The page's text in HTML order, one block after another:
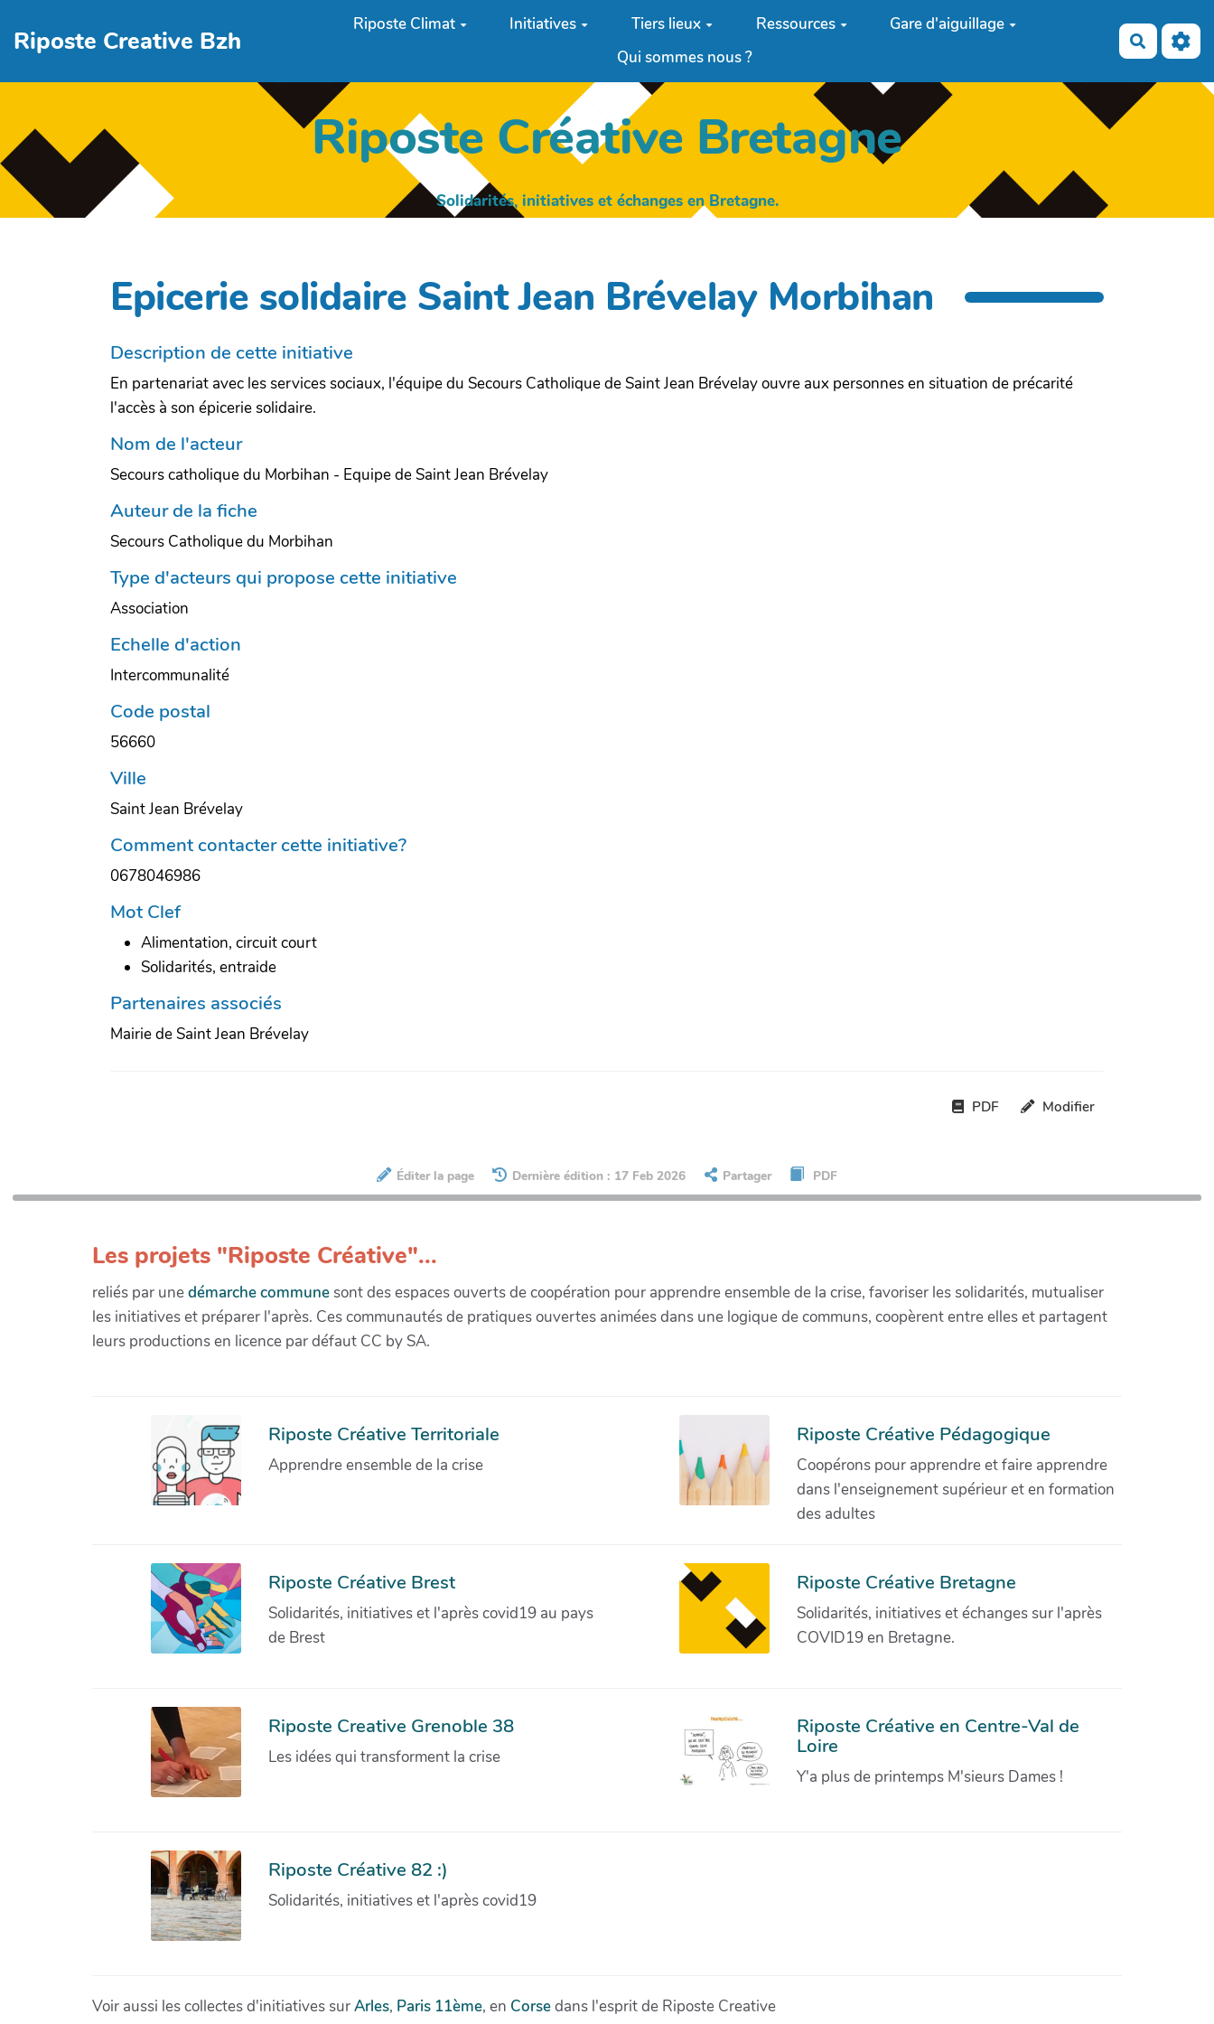
Riposte Creative Bzh
Riposte Climat Initiatives Tiers lieux Ressources
Gare d'aiguillage
Qui sommes nous ?
Riposte Créative Bretagne
Solidarités, initiatives et échanges en Bretagne.
Epicerie solidaire Saint Jean Brévelay Morbihan
Description de cette initiative
En partenariat avec les services sociaux, l'équipe du Secours Catholique de Saint Jean Brévelay ouvre aux personnes en situation de précarité
l'accès à son épicerie solidaire.
Nom de l'acteur
Secours catholique du Morbihan - Equipe de Saint Jean Brévelay
Auteur de la fiche
Secours Catholique du Morbihan
Type d'acteurs qui propose cette initiative
Association
Echelle d'action
Intercommunalité
Code postal
56660
Ville
Saint Jean Brévelay
Comment contacter cette initiative?
0678046986
Mot Clef
Alimentation, circuit court
Solidarités, entraide
Partenaires associés
Mairie de Saint Jean Brévelay
PDF Modifier
Éditer la page Dernière édition : 17 Feb 2026 Partager PDF